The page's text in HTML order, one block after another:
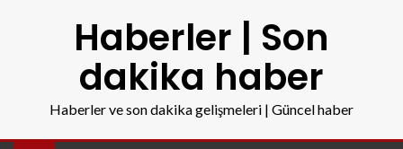
Haberler | Son
dakika haber
Haberler ve son dakika gelişmeleri | Güncel haber